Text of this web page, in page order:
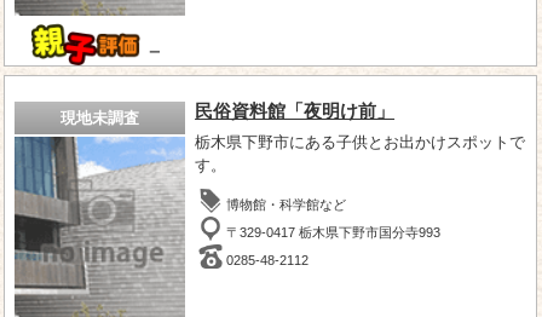
－
現地未調査 民俗資料館「夜明け前」
栃木県下野市にある子供とお出かけスポットで
す。
博物館・科学館など
〒329-0417 栃木県下野市国分寺993
0285-48-2112